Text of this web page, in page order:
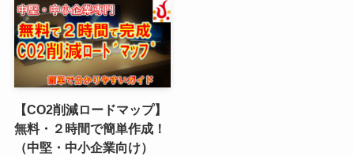
【CO2削減ロードマップ】
無料・２時間で簡単作成！
（中堅・中小企業向け）